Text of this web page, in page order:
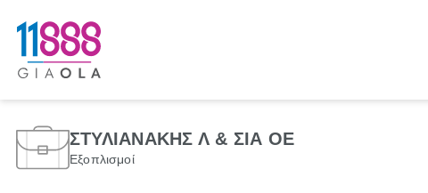
ΣΤΥΛΙΑΝΑΚΗΣ Λ & ΣΙΑ ΟΕ
Εξοπλισμοί